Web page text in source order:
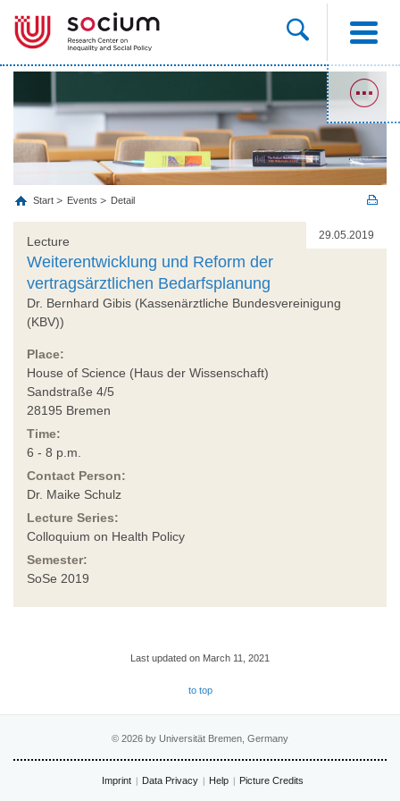
Start Events Detail
29.05.2019
Lecture
Weiterentwicklung und Reform der
vertragsärztlichen Bedarfsplanung
Dr. Bernhard Gibis (Kassenärztliche Bundesvereinigung
(KBV))
Place:
House of Science (Haus der Wissenschaft)
Sandstraße 4/5
28195 Bremen
Time:
6 - 8 p.m.
Contact Person:
Dr. Maike Schulz
Lecture Series:
Colloquium on Health Policy
Semester:
SoSe 2019
Last updated on March 11, 2021
to top
© 2026 by Universität Bremen, Germany
Imprint Data Privacy Help Picture Credits